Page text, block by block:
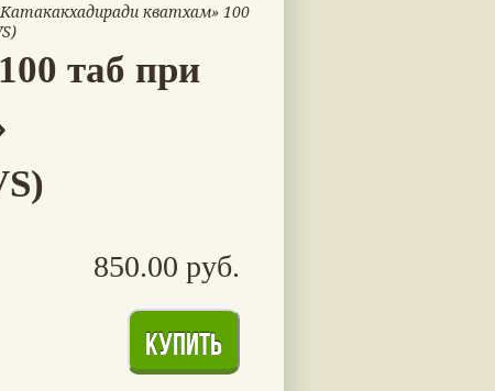
кватхам» 100
таб при
850.00 руб.